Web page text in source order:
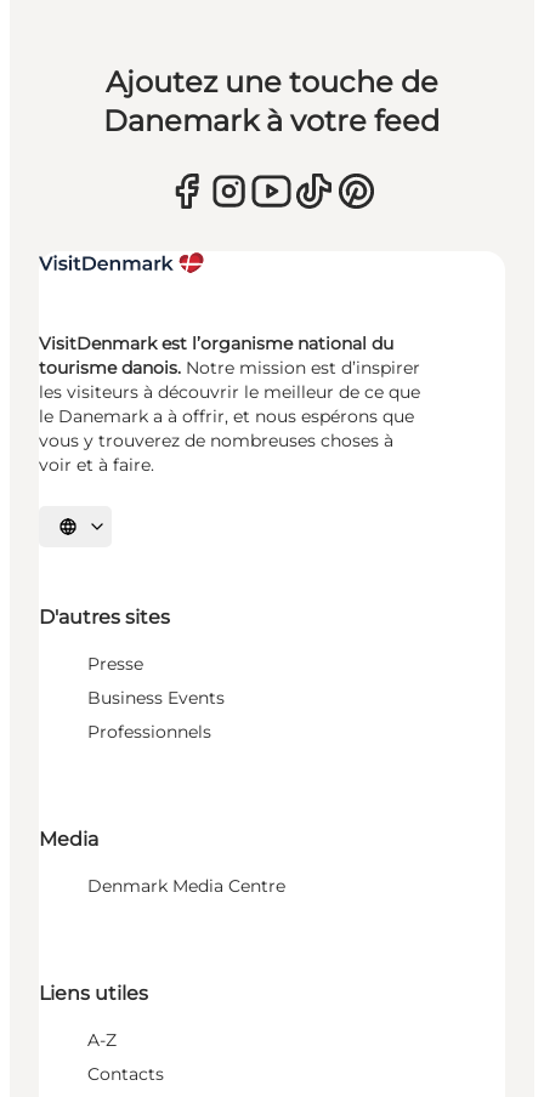
Ajoutez une touche de
Danemark à votre feed
VisitDenmark est l’organisme national du
tourisme danois. Notre mission est d’inspirer
les visiteurs à découvrir le meilleur de ce que
le Danemark a à offrir, et nous espérons que
vous y trouverez de nombreuses choses à
voir et à faire.
Choisissez la langue
D'autres sites
Presse
Business Events
Professionnels
Media
Denmark Media Centre
Liens utiles
A-Z
Contacts